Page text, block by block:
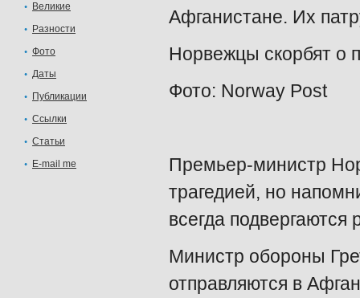
Великие
Разности
Фото
Даты
Публикации
Ссылки
Статьи
E-mail me
Афганистане. Их
Норвежцы скорбят о
Фото: Norway Post
Премьер-министр
трагедией, но
всегда подвергаются
Министр обороны
отправляются в